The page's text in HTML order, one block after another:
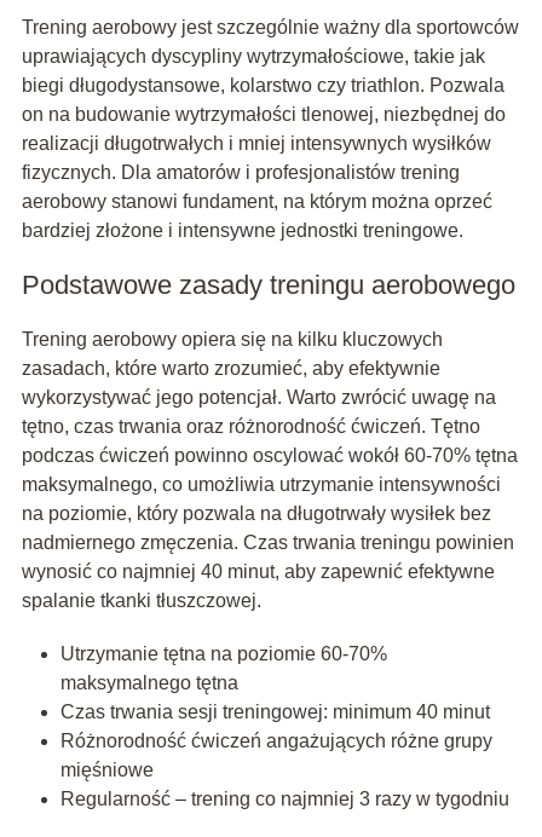
Trening aerobowy jest szczególnie ważny dla sportowców
uprawiających dyscypliny wytrzymałościowe, takie jak
biegi długodystansowe, kolarstwo czy triathlon. Pozwala
on na budowanie wytrzymałości tlenowej, niezbędnej do
realizacji długotrwałych i mniej intensywnych wysiłków
fizycznych. Dla amatorów i profesjonalistów trening
aerobowy stanowi fundament, na którym można oprzeć
bardziej złożone i intensywne jednostki treningowe.
Podstawowe zasady treningu aerobowego
Trening aerobowy opiera się na kilku kluczowych
zasadach, które warto zrozumieć, aby efektywnie
wykorzystywać jego potencjał. Warto zwrócić uwagę na
tętno, czas trwania oraz różnorodność ćwiczeń. Tętno
podczas ćwiczeń powinno oscylować wokół 60-70% tętna
maksymalnego, co umożliwia utrzymanie intensywności
na poziomie, który pozwala na długotrwały wysiłek bez
nadmiernego zmęczenia. Czas trwania treningu powinien
wynosić co najmniej 40 minut, aby zapewnić efektywne
spalanie tkanki tłuszczowej.
Utrzymanie tętna na poziomie 60-70%
maksymalnego tętna
Czas trwania sesji treningowej: minimum 40 minut
Różnorodność ćwiczeń angażujących różne grupy
mięśniowe
Regularność – trening co najmniej 3 razy w tygodniu